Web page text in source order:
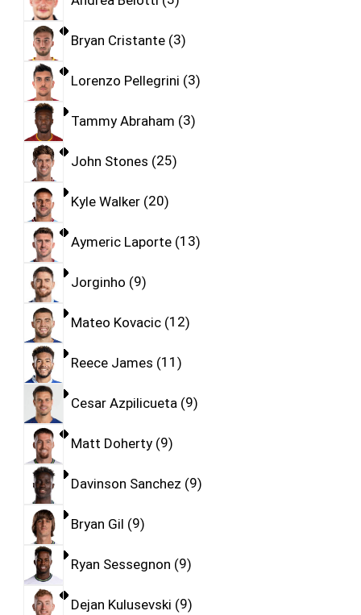
Bryan Cristante 3
Lorenzo Pellegrini 3
Tammy Abraham 3
John Stones 25
Kyle Walker 20
Aymeric Laporte 13
Jorginho 9
Mateo Kovacic 12
Reece James 11
Cesar Azpilicueta 9
Matt Doherty 9
Davinson Sanchez 9
Bryan Gil 9
Ryan Sessegnon 9
Dejan Kulusevski 9